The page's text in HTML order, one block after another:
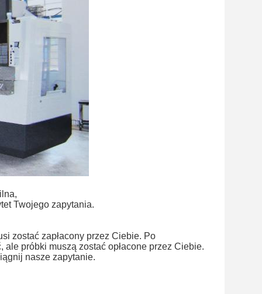
Twojego zapytania.
zostać zapłacony przez Ciebie. Po
próbki muszą zostać opłacone przez Ciebie.
nasze zapytanie.